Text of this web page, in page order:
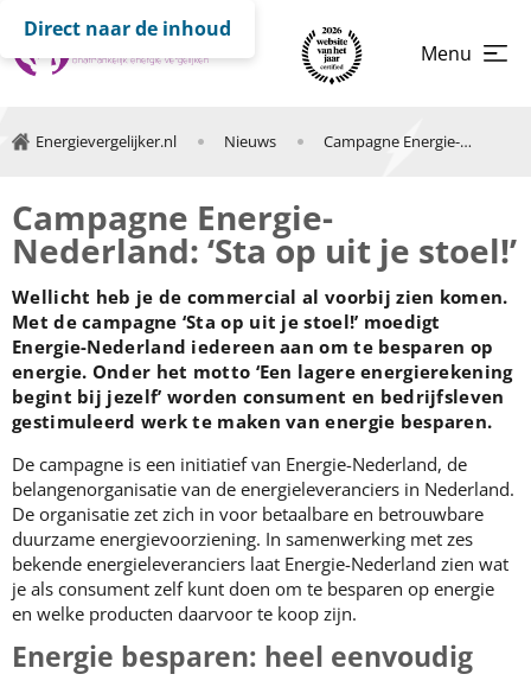
Direct naar de inhoud
Menu
Energievergelijker.nl Nieuws Campagne Energie-Nederland moedigt aan om energie te besparen: ‘Sta op uit je stoel!’
Campagne Energie-
Nederland: ‘Sta op uit je stoel!’
Wellicht heb je de commercial al voorbij zien komen.
Met de campagne ‘Sta op uit je stoel!’ moedigt
Energie-Nederland iedereen aan om te besparen op
energie. Onder het motto ‘Een lagere energierekening
begint bij jezelf’ worden consument en bedrijfsleven
gestimuleerd werk te maken van energie besparen.
De campagne is een initiatief van Energie-Nederland, de
belangenorganisatie van de energieleveranciers in Nederland.
De organisatie zet zich in voor betaalbare en betrouwbare
duurzame energievoorziening. In samenwerking met zes
bekende energieleveranciers laat Energie-Nederland zien wat
je als consument zelf kunt doen om te besparen op energie
en welke producten daarvoor te koop zijn.
Energie besparen: heel eenvoudig